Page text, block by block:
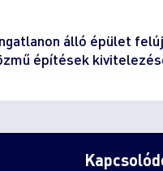
álló épület
építések